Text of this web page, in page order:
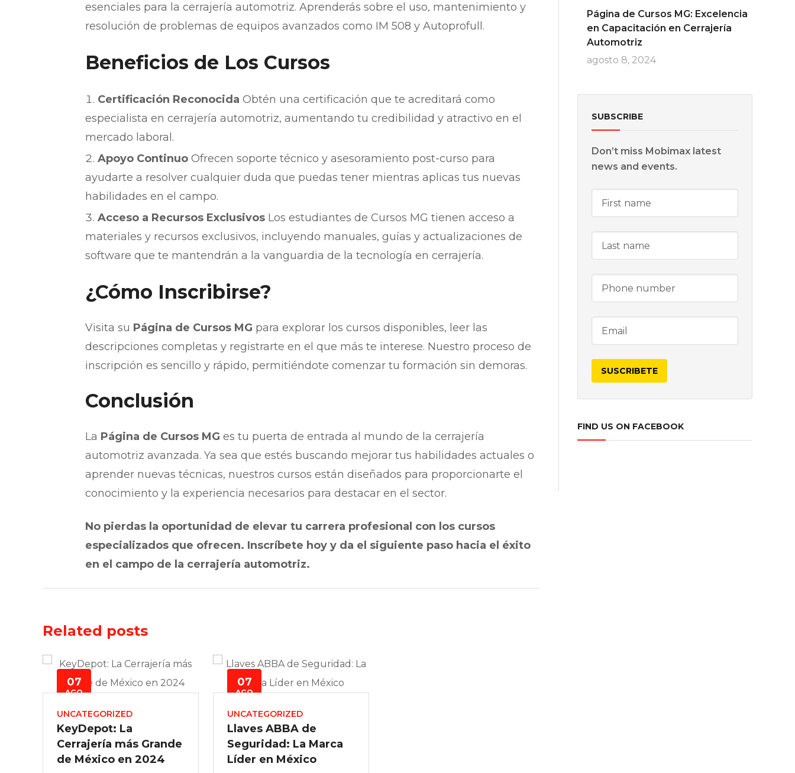
esenciales para la cerrajería automotriz. Aprenderás sobre el uso, mantenimiento y
resolución de problemas de equipos avanzados como IM 508 y Autoprofull.
Beneficios de Los Cursos
Certificación Reconocida Obtén una certificación que te acreditará como
especialista en cerrajería automotriz, aumentando tu credibilidad y atractivo en el
mercado laboral.
Apoyo Continuo Ofrecen soporte técnico y asesoramiento post-curso para
ayudarte a resolver cualquier duda que puedas tener mientras aplicas tus nuevas
habilidades en el campo.
Acceso a Recursos Exclusivos Los estudiantes de Cursos MG tienen acceso a
materiales y recursos exclusivos, incluyendo manuales, guías y actualizaciones de
software que te mantendrán a la vanguardia de la tecnología en cerrajería.
¿Cómo Inscribirse?
Visita su Página de Cursos MG para explorar los cursos disponibles, leer las
descripciones completas y registrarte en el que más te interese. Nuestro proceso de
inscripción es sencillo y rápido, permitiéndote comenzar tu formación sin demoras.
Conclusión
La Página de Cursos MG es tu puerta de entrada al mundo de la cerrajería
automotriz avanzada. Ya sea que estés buscando mejorar tus habilidades actuales o
aprender nuevas técnicas, nuestros cursos están diseñados para proporcionarte el
conocimiento y la experiencia necesarios para destacar en el sector.
No pierdas la oportunidad de elevar tu carrera profesional con los cursos
especializados que ofrecen. Inscríbete hoy y da el siguiente paso hacia el éxito
en el campo de la cerrajería automotriz.
Related posts
07
AGO
UNCATEGORIZED
KeyDepot: La
Cerrajería más Grande
de México en 2024
07
AGO
UNCATEGORIZED
Llaves ABBA de
Seguridad: La Marca
Líder en México
Página de Cursos MG: Excelencia
en Capacitación en Cerrajería
Automotriz
agosto 8, 2024
SUBSCRIBE
Don’t miss Mobimax latest
news and events.
FIND US ON FACEBOOK